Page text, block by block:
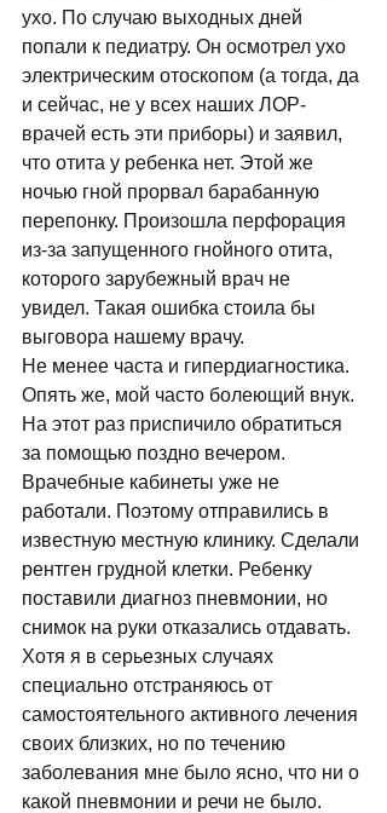
ухо. По случаю выходных дней
попали к педиатру. Он осмотрел ухо
электрическим отоскопом (а тогда, да
и сейчас, не у всех наших ЛОР-
врачей есть эти приборы) и заявил,
что отита у ребенка нет. Этой же
ночью гной прорвал барабанную
перепонку. Произошла перфорация
из-за запущенного гнойного отита,
которого зарубежный врач не
увидел. Такая ошибка стоила бы
выговора нашему врачу.
Не менее часта и гипердиагностика.
Опять же, мой часто болеющий внук.
На этот раз приспичило обратиться
за помощью поздно вечером.
Врачебные кабинеты уже не
работали. Поэтому отправились в
известную местную клинику. Сделали
рентген грудной клетки. Ребенку
поставили диагноз пневмонии, но
снимок на руки отказались отдавать.
Хотя я в серьезных случаях
специально отстраняюсь от
самостоятельного активного лечения
своих близких, но по течению
заболевания мне было ясно, что ни о
какой пневмонии и речи не было.